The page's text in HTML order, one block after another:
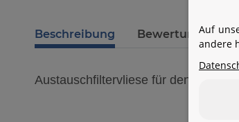
Beschreibung Bewertungen
Austauschfiltervliese für den
Auf
andere